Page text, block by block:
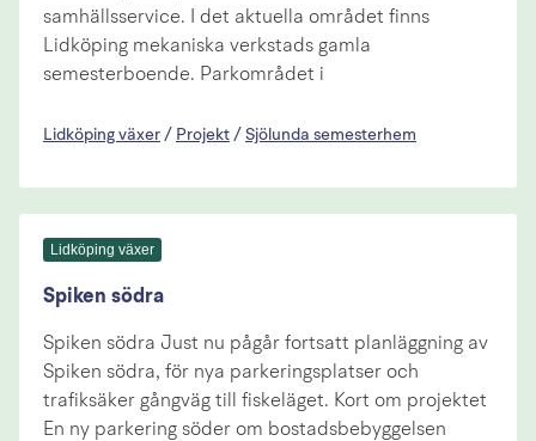
samhällsservice. I det aktuella området finns
Lidköping mekaniska verkstads gamla
semesterboende. Parkområdet i
Lidköping växer / Projekt / Sjölunda semesterhem
Lidköping växer
Spiken södra
Spiken södra Just nu pågår fortsatt planläggning av
Spiken södra, för nya parkeringsplatser och
trafiksäker gångväg till fiskeläget. Kort om projektet
En ny parkering söder om bostadsbebyggelsen